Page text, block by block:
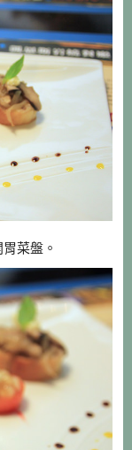
菜盤。